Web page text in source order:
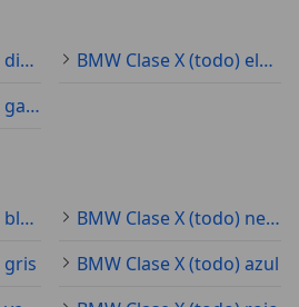
BMW Clase X (todo) diésel
BMW Clase X (todo) electro/gasolina
BMW Clase X (todo) gasolina
BMW Clase X (todo) blanco
BMW Clase X (todo) negro
gris
BMW Clase X (todo) azul